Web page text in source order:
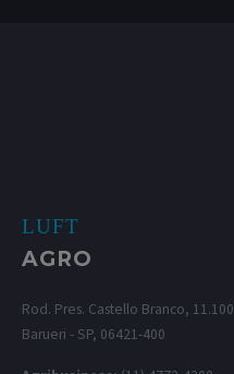
LUFT
AGRO
Rod. Pres. Castello Branco,
Barueri - SP, 06421-400